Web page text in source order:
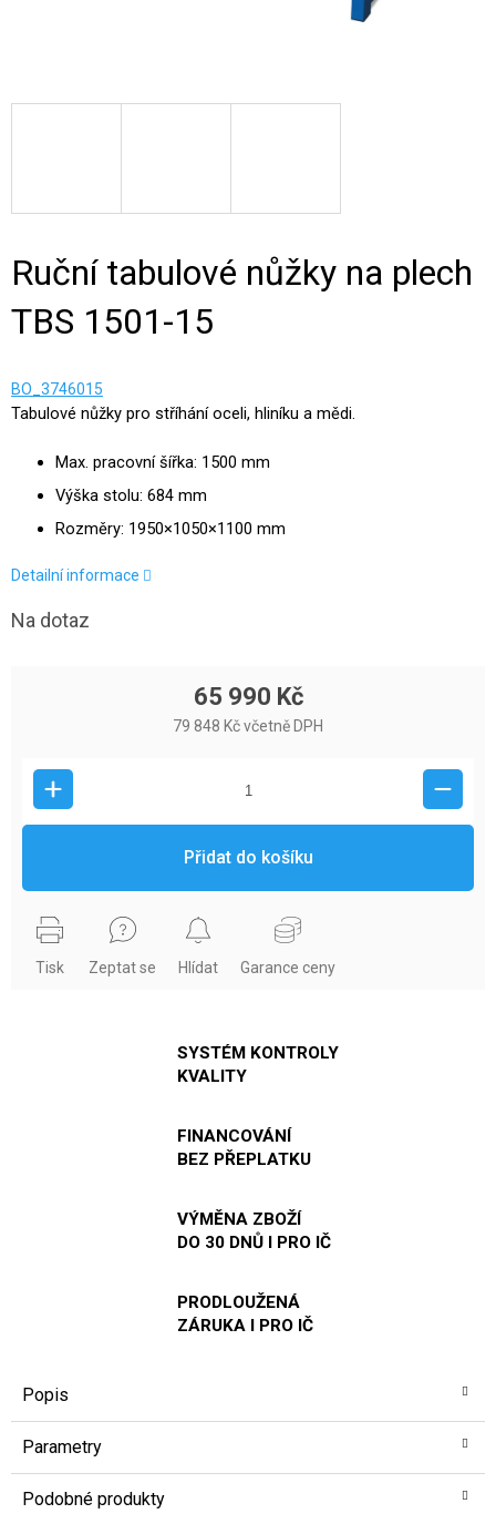
Ruční tabulové nůžky na plech
TBS 1501-15
BO_3746015
Tabulové nůžky pro stříhání oceli, hliníku a mědi.
Max. pracovní šířka: 1500 mm
Výška stolu: 684 mm
Rozměry: 1950×1050×1100 mm
Detailní informace
Na dotaz
65 990 Kč
79 848 Kč včetně DPH
Přidat do košíku
Tisk Zeptat se Hlídat Garance ceny
SYSTÉM KONTROLY
KVALITY
FINANCOVÁNÍ
BEZ PŘEPLATKU
VÝMĚNA ZBOŽÍ
DO 30 DNŮ I PRO IČ
PRODLOUŽENÁ
ZÁRUKA I PRO IČ
Popis
Parametry
Podobné produkty